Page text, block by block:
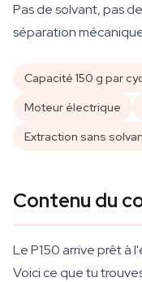
Pas de solvant, pas
séparation
Capacité 150 g par
Moteur électrique
Extraction sans
Contenu du
Le P150 arrive prêt à
Voici ce que tu